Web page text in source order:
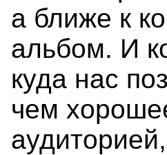
а ближе к
альбом. И
куда нас
чем